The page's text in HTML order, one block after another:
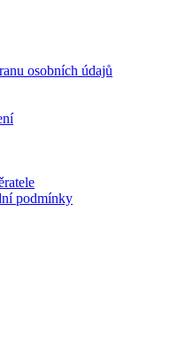
osobních údajů
podmínky